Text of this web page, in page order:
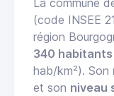
(code INSEE
région
340 habitants
hab/km²). Son
et son niveau